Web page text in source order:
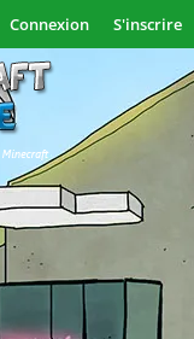
Connexion S'inscrire